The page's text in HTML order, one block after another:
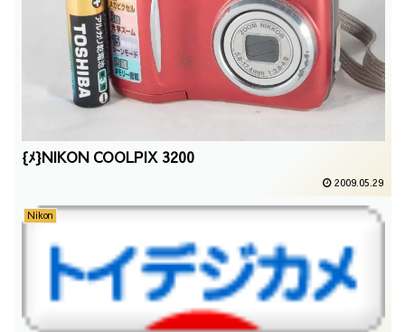
{ﾒ}NIKON COOLPIX 3200
2009.05.29
Nikon